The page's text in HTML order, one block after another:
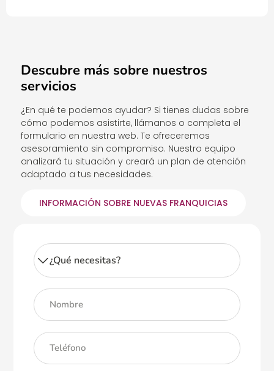
Descubre más sobre nuestros
servicios
¿En qué te podemos ayudar? Si tienes dudas sobre
cómo podemos asistirte, llámanos o completa el
formulario en nuestra web. Te ofreceremos
asesoramiento sin compromiso. Nuestro equipo
analizará tu situación y creará un plan de atención
adaptado a tus necesidades.
INFORMACIÓN SOBRE NUEVAS FRANQUICIAS